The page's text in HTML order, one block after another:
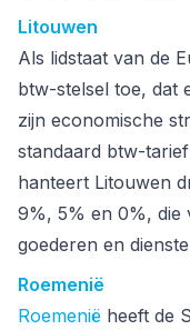
Litouwen
Als lidstaat van de
btw-stelsel toe, dat
zijn economische
standaard btw-
hanteert Litouwen
9%, 5% en 0%, die
goederen en
Roemenië
Roemenië heeft de